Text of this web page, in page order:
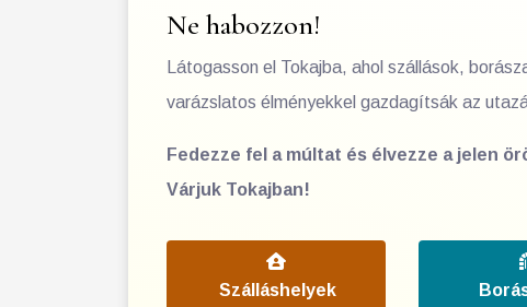
Ne habozzon!
Látogasson el Tokajba, ahol szállások,
varázslatos élményekkel gazdagítsák az
Fedezze fel a múltat és élvezze a jelen
Várjuk Tokajban!
Szálláshelyek